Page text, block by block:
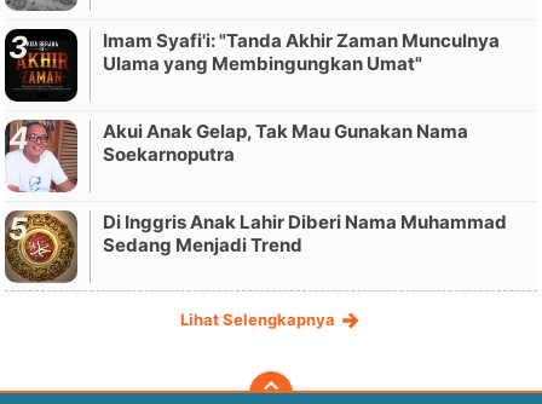
Imam Syafi'i: "Tanda Akhir Zaman Munculnya
Ulama yang Membingungkan Umat"
Akui Anak Gelap, Tak Mau Gunakan Nama
Soekarnoputra
Di Inggris Anak Lahir Diberi Nama Muhammad
Sedang Menjadi Trend
Lihat Selengkapnya